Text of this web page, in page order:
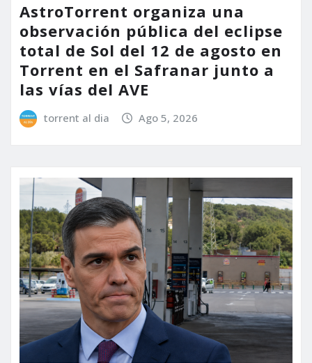
AstroTorrent organiza una
observación pública del eclipse
total de Sol del 12 de agosto en
Torrent en el Safranar junto a
las vías del AVE
torrent al dia Ago 5, 2026